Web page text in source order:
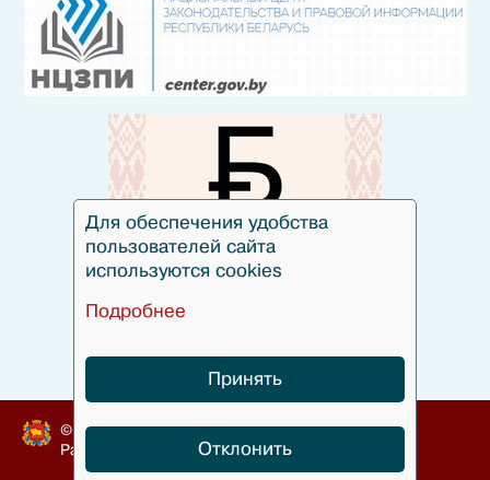
© Гродненский облисполком, 2010-2024
Разработка
БЕЛТА
Для обеспечения удобства
пользователей сайта
используются cookies
Подробнее
Принять
Отклонить